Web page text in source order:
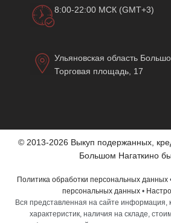
8:00-22:00 МСК (GMT+3)
Ульяновская область
Торговая площадь, 17
© 2013-2026 Выкуп подержанных,
Большом Нагаткино
Политика обработки персональных данных
персональных данных •
Вся представленная на сайте информация,
характеристик, наличия на складе,